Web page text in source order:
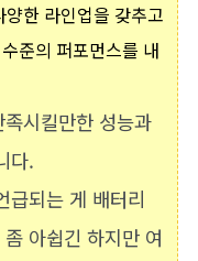
한 라인업을 갖추고
준의 퍼포먼스를 내
시킬만한 성능과
다.
급되는 게 배터리
아쉽긴 하지만 여